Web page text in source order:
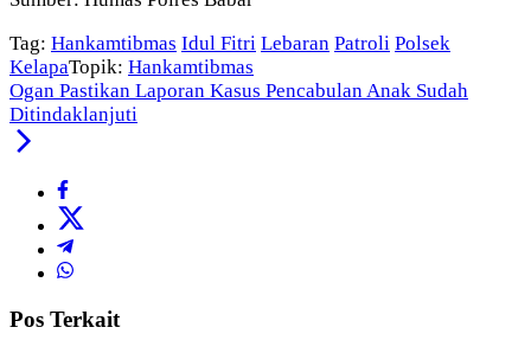
Tag: Hankamtibmas Idul Fitri Lebaran Patroli Polsek
KelapaTopik: Hankamtibmas
Ogan Pastikan Laporan Kasus Pencabulan Anak Sudah
Ditindaklanjuti
Pos Terkait